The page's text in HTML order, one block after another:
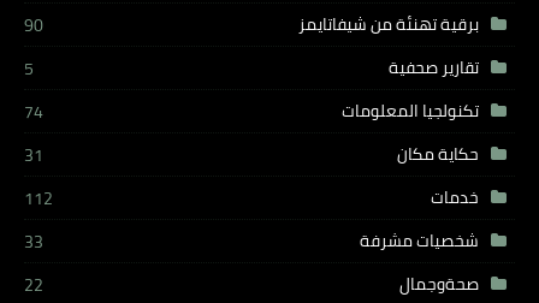
برقية تهنئة من شيفاتايمز
90
تقارير صحفية
5
تكنولجيا المعلومات
74
حكاية مكان
31
خدمات
112
شخصيات مشرفة
33
صحةوجمال
22